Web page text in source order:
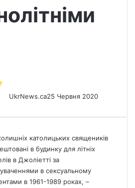
UkrNews.ca25 Червня 2020
католицьких священиків
в будинку для літніх
в Джоліетті за
в сексуальному
в 1961-1989 роках, –